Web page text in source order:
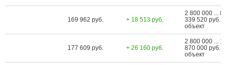
169 962 руб. + 18 513 руб.
2 800 000 ... 8
339 520 руб.
объект
177 609 руб. + 26 160 руб.
2 800 000 ...
870 000 руб.
объект